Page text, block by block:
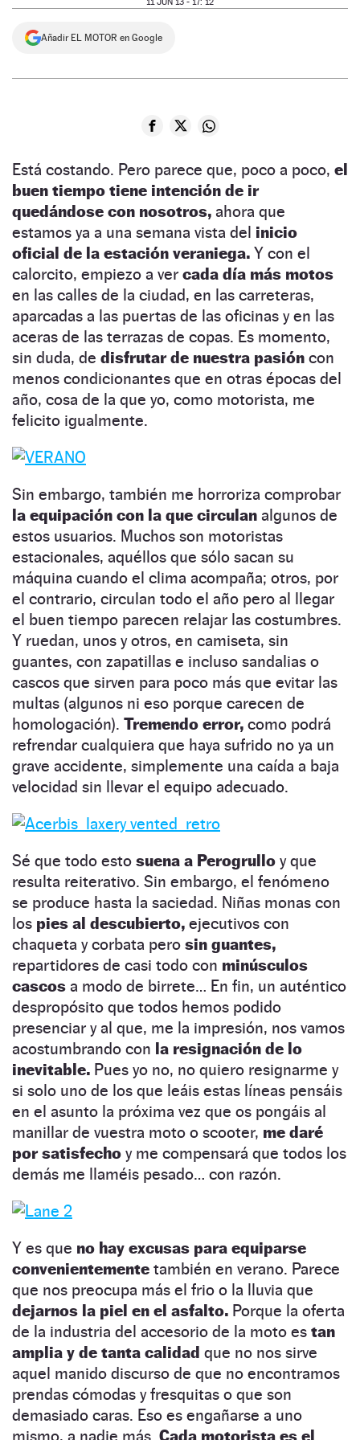
Añadir EL MOTOR en Google
Está costando. Pero parece que, poco a poco, el
buen tiempo tiene intención de ir
quedándose con nosotros, ahora que
estamos ya a una semana vista del inicio
oficial de la estación veraniega. Y con el
calorcito, empiezo a ver cada día más motos
en las calles de la ciudad, en las carreteras,
aparcadas a las puertas de las oficinas y en las
aceras de las terrazas de copas. Es momento,
sin duda, de disfrutar de nuestra pasión con
menos condicionantes que en otras épocas del
año, cosa de la que yo, como motorista, me
felicito igualmente.
Sin embargo, también me horroriza comprobar
la equipación con la que circulan algunos de
estos usuarios. Muchos son motoristas
estacionales, aquéllos que sólo sacan su
máquina cuando el clima acompaña; otros, por
el contrario, circulan todo el año pero al llegar
el buen tiempo parecen relajar las costumbres.
Y ruedan, unos y otros, en camiseta, sin
guantes, con zapatillas e incluso sandalias o
cascos que sirven para poco más que evitar las
multas (algunos ni eso porque carecen de
homologación). Tremendo error, como podrá
refrendar cualquiera que haya sufrido no ya un
grave accidente, simplemente una caída a baja
velocidad sin llevar el equipo adecuado.
Sé que todo esto suena a Perogrullo y que
resulta reiterativo. Sin embargo, el fenómeno
se produce hasta la saciedad. Niñas monas con
los pies al descubierto, ejecutivos con
chaqueta y corbata pero sin guantes,
repartidores de casi todo con minúsculos
cascos a modo de birrete… En fin, un auténtico
despropósito que todos hemos podido
presenciar y al que, me la impresión, nos vamos
acostumbrando con la resignación de lo
inevitable. Pues yo no, no quiero resignarme y
si solo uno de los que leáis estas líneas pensáis
en el asunto la próxima vez que os pongáis al
manillar de vuestra moto o scooter, me daré
por satisfecho y me compensará que todos los
demás me llaméis pesado… con razón.
Y es que no hay excusas para equiparse
convenientemente también en verano. Parece
que nos preocupa más el frio o la lluvia que
dejarnos la piel en el asfalto. Porque la oferta
de la industria del accesorio de la moto es tan
amplia y de tanta calidad que no nos sirve
aquel manido discurso de que no encontramos
prendas cómodas y fresquitas o que son
demasiado caras. Eso es engañarse a uno
mismo, a nadie más. Cada motorista es el